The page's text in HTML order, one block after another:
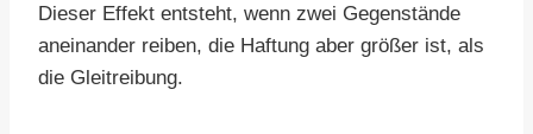
Dieser Effekt entsteht, wenn zwei Gegenstände
aneinander reiben, die Haftung aber größer ist, als
die Gleitreibung.